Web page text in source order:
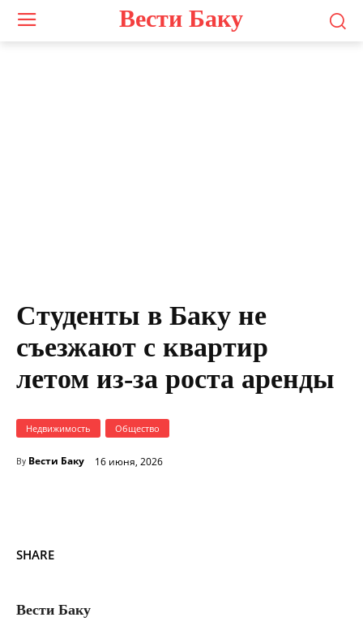
Вести Баку
Студенты в Баку не
съезжают с квартир
летом из-за роста аренды
Недвижимость Общество
By Вести Баку 16 июня, 2026
SHARE
Вести Баку